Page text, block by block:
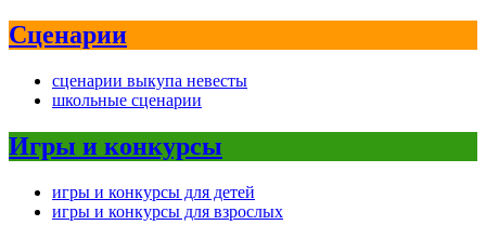
Сценарии
сценарии выкупа невесты
школьные сценарии
Игры и конкурсы
игры и конкурсы для детей
игры и конкурсы для взрослых